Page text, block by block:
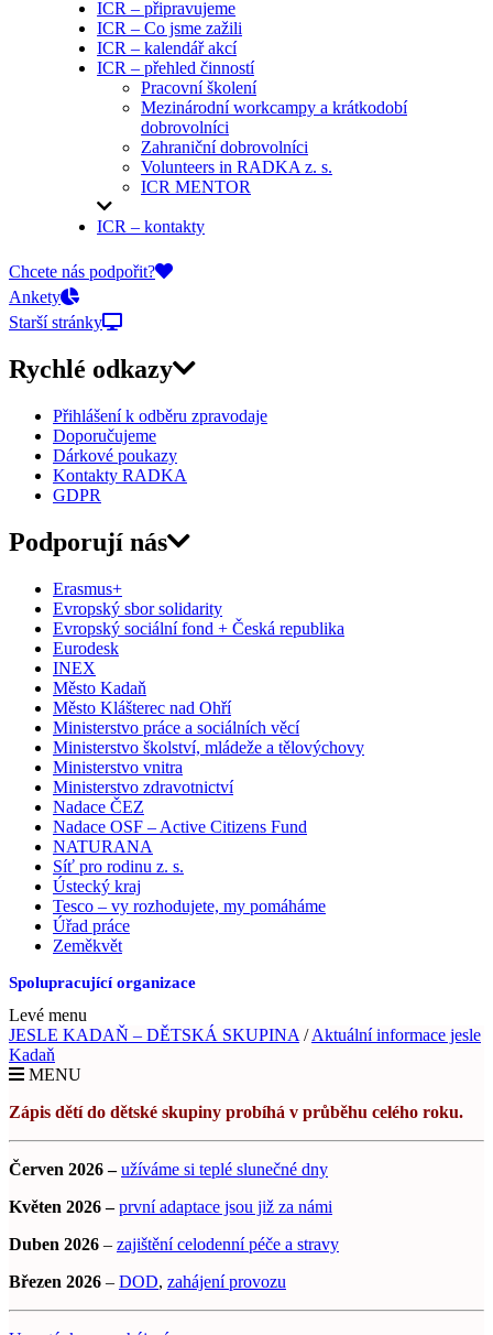
ICR – připravujeme
ICR – Co jsme zažili
ICR – kalendář akcí
ICR – přehled činností
Pracovní školení
Mezinárodní workcampy a krátkodobí
dobrovolníci
Zahraniční dobrovolníci
Volunteers in RADKA z. s.
ICR MENTOR
ICR – kontakty
On-line přihlášky
Chcete nás podpořit?
Ankety
Starší stránky
Rychlé odkazy
Přihlášení k odběru zpravodaje
Doporučujeme
Dárkové poukazy
Kontakty RADKA
GDPR
Podporují nás
Erasmus+
Evropský sbor solidarity
Evropský sociální fond + Česká republika
Eurodesk
INEX
Město Kadaň
Město Klášterec nad Ohří
Ministerstvo práce a sociálních věcí
Ministerstvo školství, mládeže a tělovýchovy
Ministerstvo vnitra
Ministerstvo zdravotnictví
Nadace ČEZ
Nadace OSF – Active Citizens Fund
NATURANA
Síť pro rodinu z. s.
Ústecký kraj
Tesco – vy rozhodujete, my pomáháme
Úřad práce
Zeměkvět
Spolupracující organizace
Levé menu
JESLE KADAŇ – DĚTSKÁ SKUPINA /Aktuální informace jesle
Kadaň
MENU
Zápis dětí do dětské skupiny probíhá v průběhu celého roku.
Červen 2026 – užíváme si teplé slunečné dny
Květen 2026 –první adaptace jsou již za námi
Duben 2026 – zajištění celodenní péče a stravy
Březen 2026 – DOD, zahájení provozu